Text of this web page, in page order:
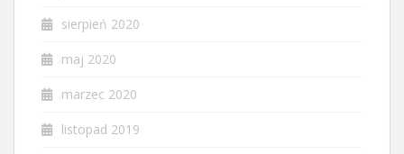
sierpień 2020
maj 2020
marzec 2020
listopad 2019